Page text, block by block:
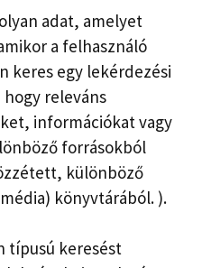
adat, amelyet
a felhasználó
keres egy lekérdezési
releváns
információkat vagy
forrásokból
különböző
könyvtárából. ).
típusú keresést